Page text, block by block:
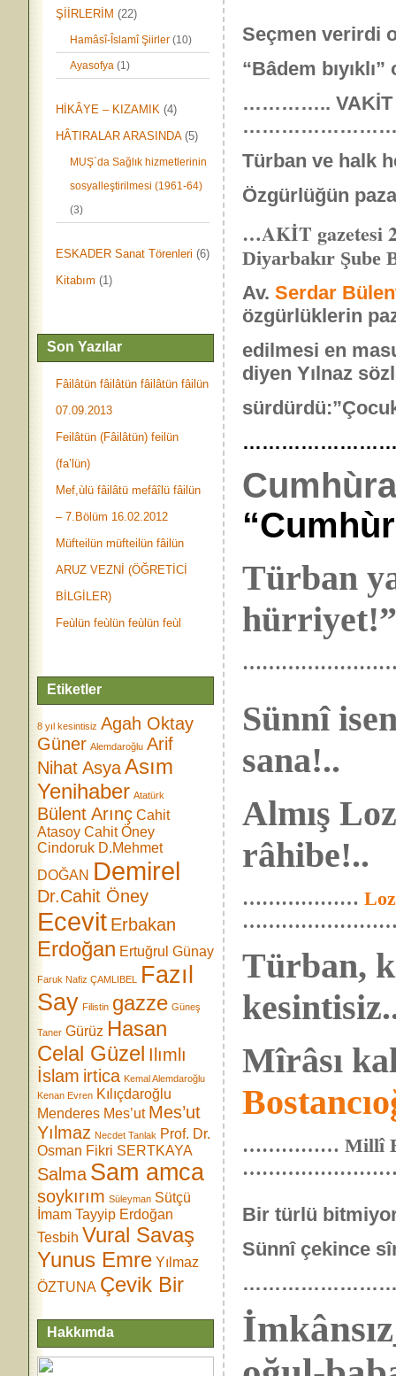
ŞİİRLERİM (22)
Hamâsî-Îslamî Şiirler (10)
Ayasofya (1)
HİKÂYE – KIZAMIK (4)
HÂTIRALAR ARASINDA(5)
MUŞ`da Sağlık hizmetlerinin
sosyalleştirilmesi (1961-64)
(3)
ESKADER Sanat Törenleri (6)
Kitabım (1)
Son Yazılar
Fâilâtün fâilâtün fâilâtün fâilün
07.09.2013
Feilâtün (Fâilâtün) feilün
(fa’lün)
Mef,ùlü fâilâtü mefâîlü fâilün
– 7.Bölüm 16.02.2012
Müfteilün müfteilün fâilün
ARUZ VEZNİ (ÖĞRETİCİ
BİLGİLER)
Feùlün feùlün feùlün feùl
Etiketler
8 yıl kesintisiz Agah Oktay
Güner Alemdaroğlu Arif
Nihat AsyaAsım
Yenihaber Atatürk
Bülent Arınç Cahit
Atasoy Cahit Öney
Cindoruk D.Mehmet
DOĞAN Demirel
Dr.Cahit Öney
Ecevit Erbakan
Erdoğan Ertuğrul Günay
Faruk Nafiz ÇAMLIBEL
Fazıl
Say Filistin gazze Güneş
Taner Gürüz Hasan
Celal Güzel Ilımlı
İslam irtica Kemal Alemdaroğlu
Kenan Evren Kılıçdaroğlu
Menderes Mes’ut Mes’ut
Yılmaz Necdet Tanlak Prof. Dr.
Osman Fikri SERTKAYA
Salma Sam amca
soykırım Süleyman Sütçü
İmam Tayyip Erdoğan
Tesbih Vural Savaş
Yunus Emre Yılmaz
ÖZTUNA Çevik Bir
Hakkımda
Seçmen verirdi
“Bâdem
………….. VAKİT
Türban ve halk
Özgürlüğün
…AKİT gazetesi
Diyarbakır Şube
Av.Serdar
özgürlüklerin
edilmesi en
diyen Yılnaz
Türban
Sünnî
sana!..
Almış
râhibe!..
………………
Türban,
Mîrâsı
…………… Millî
Bir türlü
Sünnî çekince